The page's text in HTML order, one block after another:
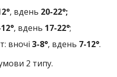
, вдень 20-22°;
, вдень 17-22°;
вночі 3-8°, вдень 7-12°.
2 типу.